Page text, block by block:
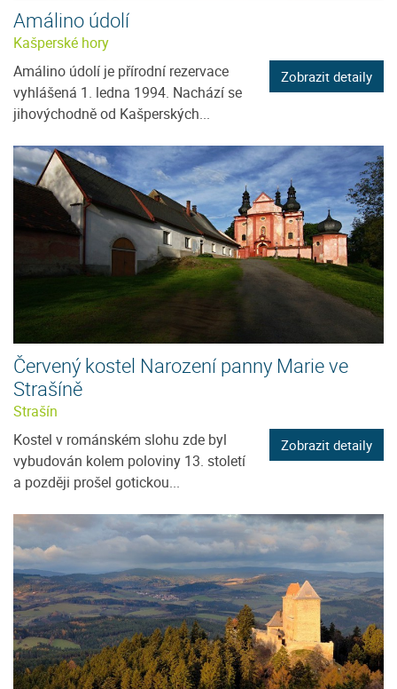
Amálino údolí
Kašperské hory
Amálino údolí je přírodní rezervace
vyhlášená 1. ledna 1994. Nachází se
jihovýchodně od Kašperských...
Zobrazit detaily
Červený kostel Narození panny Marie ve
Strašíně
Strašín
Kostel v románském slohu zde byl
vybudován kolem poloviny 13. století
a později prošel gotickou...
Zobrazit detaily